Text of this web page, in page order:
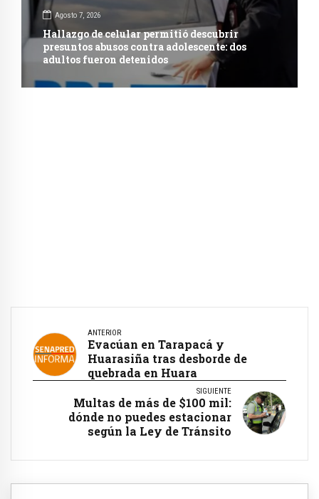
Agosto 7, 2026
Hallazgo de celular permitió descubrir
presuntos abusos contra adolescente: dos
adultos fueron detenidos
ANTERIOR
Evacúan en Tarapacá y
Huarasiña tras desborde de
quebrada en Huara
SIGUIENTE
Multas de más de $100 mil:
dónde no puedes estacionar
según la Ley de Tránsito